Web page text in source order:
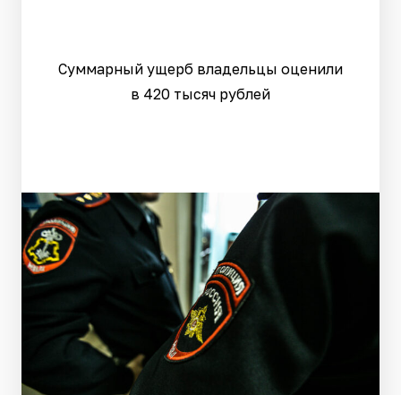
Суммарный ущерб владельцы оценили
в 420 тысяч рублей